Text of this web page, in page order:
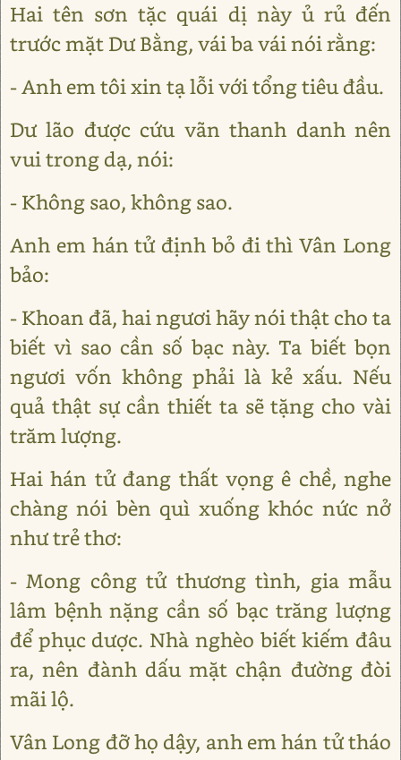
Hai tên sơn tặc quái dị này ủ rủ đến
trước mặt Dư Bằng, vái ba vái nói rằng:
- Anh em tôi xin tạ lỗi với tổng tiêu đầu.
Dư lão được cứu vãn thanh danh nên
vui trong dạ, nói:
- Không sao, không sao.
Anh em hán tử định bỏ đi thì Vân Long
bảo:
- Khoan đã, hai ngươi hãy nói thật cho ta
biết vì sao cần số bạc này. Ta biết bọn
ngươi vốn không phải là kẻ xấu. Nếu
quả thật sự cần thiết ta sẽ tặng cho vài
trăm lượng.
Hai hán tử đang thất vọng ê chề, nghe
chàng nói bèn quì xuống khóc nức nở
như trẻ thơ:
- Mong công tử thương tình, gia mẫu
lâm bệnh nặng cần số bạc trăng lượng
để phục dược. Nhà nghèo biết kiếm đâu
ra, nên đành dấu mặt chận đường đòi
mãi lộ.
Vân Long đỡ họ dậy, anh em hán tử tháo